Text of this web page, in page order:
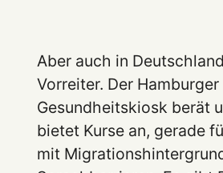
Aber auch in
Vorreiter. Der Hamburger
Gesundheitskiosk berät
bietet Kurse an, gerade
mit